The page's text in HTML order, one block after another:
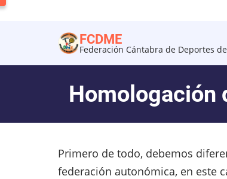
contenido
principal
FCDME
Federación Cántabra de Deportes
Homologación
Primero de todo, debemos
federación autonómica, en este